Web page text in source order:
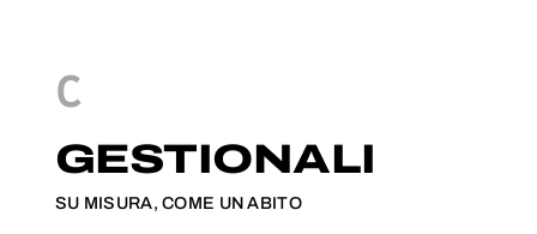
C
GESTIONALI
SU MISURA, COME UN ABITO